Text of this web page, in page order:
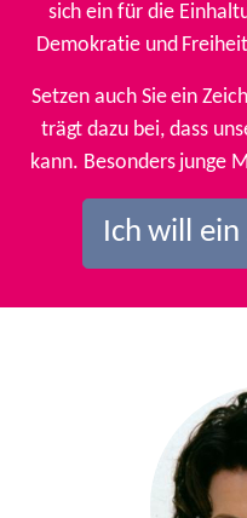
sich ein für die
Demokratie und
Setzen auch Sie ein
trägt dazu bei, dass
kann. Besonders junge
Ich will ein